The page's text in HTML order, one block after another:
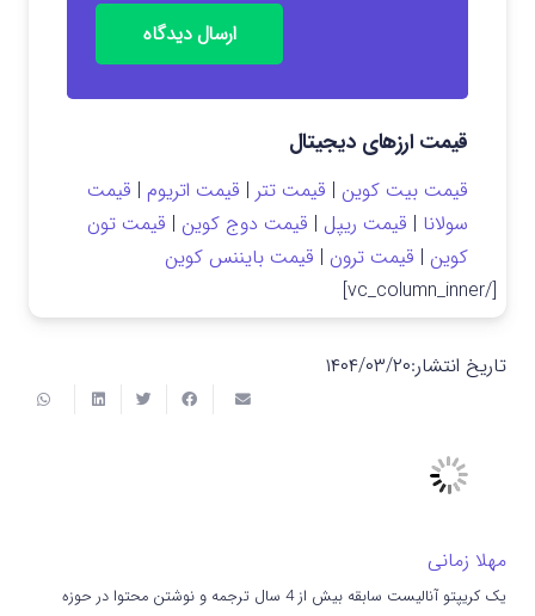
ارسال دیدگاه
قیمت ارزهای دیجیتال
قیمت بیت کوین | قیمت تتر | قیمت اتریوم | قیمت
سولانا | قیمت ریپل | قیمت دوج کوین | قیمت تون
کوین | قیمت ترون | قیمت بایننس کوین
[/vc_column_inner]
تاریخ انتشار:۱۴۰۴/۰۳/۲۰
مهلا زمانی
یک کریپتو آنالیست سابقه بیش از 4 سال ترجمه و نوشتن محتوا در حوزه